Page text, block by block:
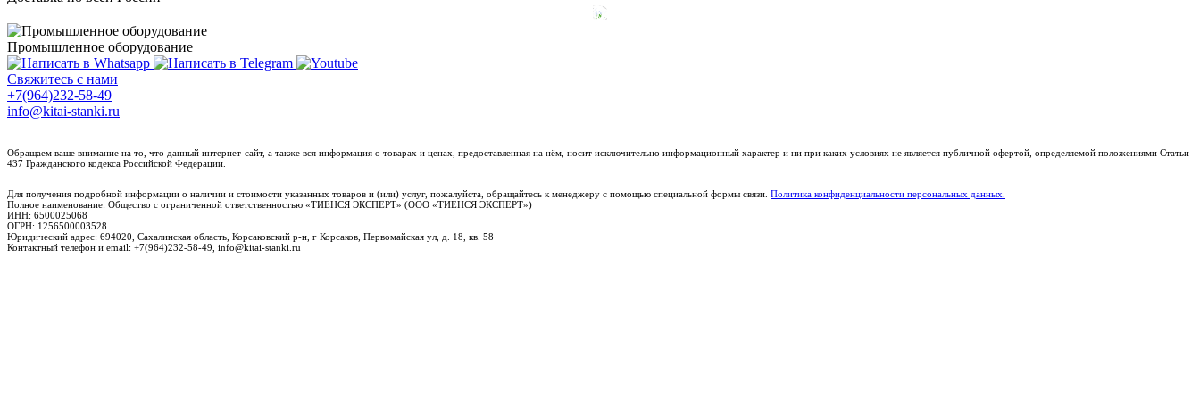
Промышленное оборудование
Свяжитесь с нами
+7(964)232-58-49
info@kitai-stanki.ru
Обращаем ваше внимание на то, что данный интернет-сайт, а также вся информация о товарах и ценах, предоставленная на нём, носит исключительно информационный характер и ни при каких условиях не является публичной офертой, определяемой положениями Статьи
437 Гражданского кодекса Российской Федерации.
Для получения подробной информации о наличии и стоимости указанных товаров и (или) услуг, пожалуйста, обращайтесь к менеджеру с помощью специальной формы связи. Политика конфиденциальности персональных данных.
Полное наименование: Общество с ограниченной ответственностью «ТИЕНСЯ ЭКСПЕРТ» (ООО «ТИЕНСЯ ЭКСПЕРТ»)
ИНН: 6500025068
ОГРН: 1256500003528
Юридический адрес: 694020, Сахалинская область, Корсаковский р-н, г Корсаков, Первомайская ул, д. 18, кв. 58
Контактный телефон и email: +7(964)232-58-49, info@kitai-stanki.ru